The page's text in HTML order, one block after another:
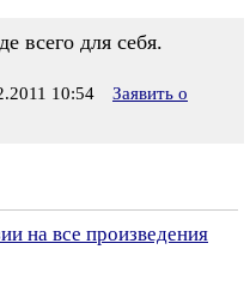
всего для себя.
10:54
Заявить о
на все произведения